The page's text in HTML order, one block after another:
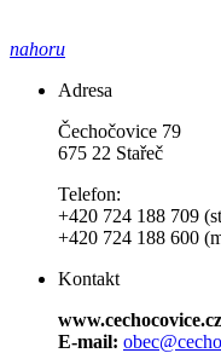
nahoru
Adresa
Čechočovice 79
675 22 Stařeč
Telefon:
+420 724 188 709
+420 724 188 600
Kontakt
www.cechocovice.cz
E-mail: